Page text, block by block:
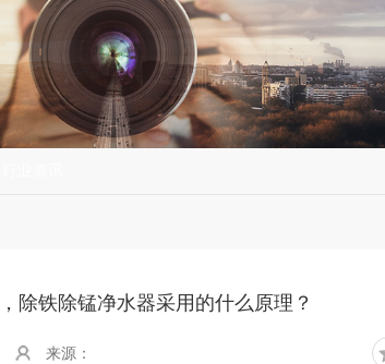
除铁除锰净水器采用的什么原理？
来源：